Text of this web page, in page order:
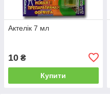
Актелік 7 мл
10 ₴
Купити